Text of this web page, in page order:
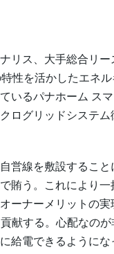
リス、大手総合リー
性を活かしたエネ
いるパナホーム ス
ログリッドシステム
営線を敷設すること
賄う。これにより一
ーナーメリットの実
献する。心配なの
給電できるようにな